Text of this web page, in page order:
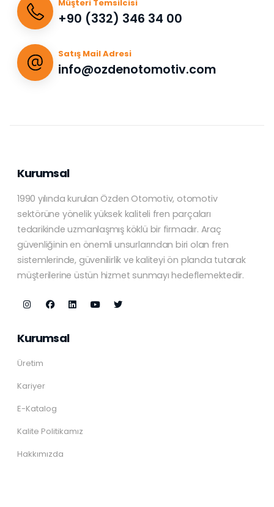
Müşteri Temsilcisi
+90 (332) 346 34 00
Satış Mail Adresi
info@ozdenotomotiv.com
Kurumsal
1990 yılında kurulan Özden Otomotiv, otomotiv
sektörüne yönelik yüksek kaliteli fren parçaları
tedarikinde uzmanlaşmış köklü bir firmadır. Araç
güvenliğinin en önemli unsurlarından biri olan fren
sistemlerinde, güvenilirlik ve kaliteyi ön planda tutarak
müşterilerine üstün hizmet sunmayı hedeflemektedir.
Kurumsal
Üretim
Kariyer
E-Katalog
Kalite Politikamız
Hakkımızda